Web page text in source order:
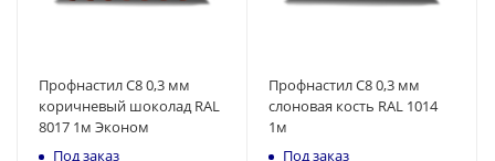
Профнастил С8 0,3 мм
коричневый шоколад RAL
8017 1м Эконом
Под заказ
Профнастил С8 0,3 мм
слоновая кость RAL 1014
1м
Под заказ